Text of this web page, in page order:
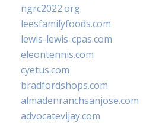
ngrc2022.org
leesfamilyfoods.com
lewis-lewis-cpas.com
eleontennis.com
cyetus.com
bradfordshops.com
almadenranchsanjose.com
advocatevijay.com